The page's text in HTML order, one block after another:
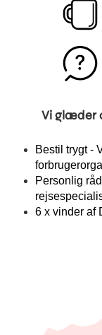
Vi glæder
Bestil trygt -
Personlig
6 x vinder af